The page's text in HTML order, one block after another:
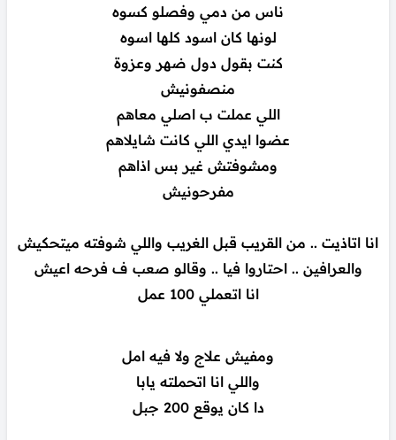
ناس من دمي وفصلو كسوه
لونها كان اسود كلها اسوه
كنت بقول دول ضهر وعزوة
منصفونيش
اللي عملت ب اصلي معاهم
عضوا ايدي اللي كانت شايلاهم
ومشوفتش غير بس اذاهم
مفرحونيش
انا اتاذيت .. من القريب قبل الغريب واللي شوفته ميتحكيش
والعرافين .. احتاروا فيا .. وقالو صعب ف فرحه اعيش
انا اتعملي 100 عمل
ومفيش علاج ولا فيه امل
واللي انا اتحملته يابا
دا كان يوقع 200 جبل